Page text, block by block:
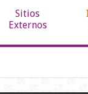
Sitios
Externos